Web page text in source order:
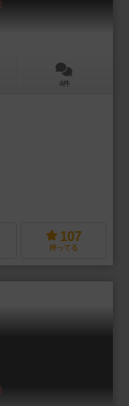
4件
107
持ってる